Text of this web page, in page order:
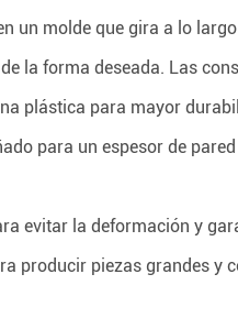
un molde que gira a lo
la forma deseada. Las
plástica para mayor
para un espesor de
evitar la deformación y
producir piezas grandes y